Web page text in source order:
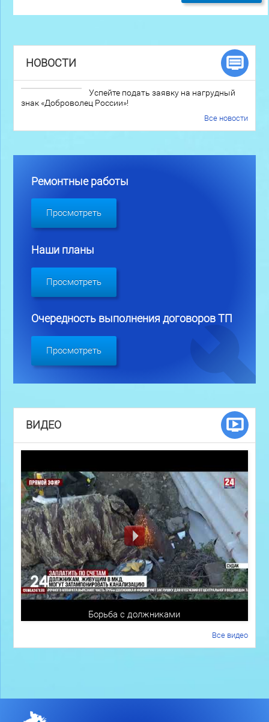
НОВОСТИ
Успейте подать заявку на нагрудный
знак «Доброволец России»!
Все новости
Ремонтные работы
Просмотреть
Наши планы
Просмотреть
Очередность выполнения договоров ТП
Просмотреть
ВИДЕО
Борьба с должниками
Все видео